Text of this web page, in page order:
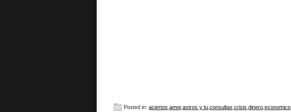
Posted in: aciertos amor,astros y tu consultas crisis dinero economico